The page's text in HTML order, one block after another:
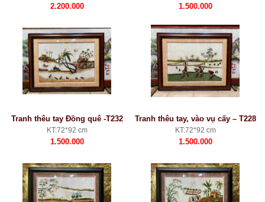
2.200.000 1.500.000
Tranh thêu tay Đồng quê -T232
KT:72*92 cm
1.500.000
Tranh thêu tay, vào vụ cấy – T228
KT:72*92 cm
1.500.000